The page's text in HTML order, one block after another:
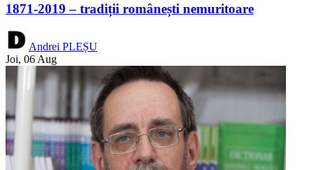
1871-2019 – tradiții românești nemuritoare
Andrei PLEȘU
Joi, 06 Aug